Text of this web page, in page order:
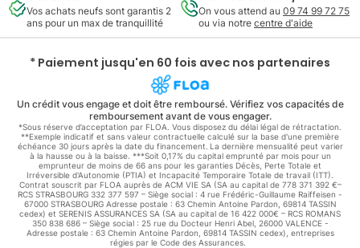
Vos achats neufs sont garantis 2
ans pour un max de tranquillité
On vous attend au 09 74 99 72 75
ou via notre centre d'aide
* Paiement jusqu'en 60 fois avec nos partenaires
Un crédit vous engage et doit être remboursé. Vérifiez vos capacités de
remboursement avant de vous engager.
*Sous réserve d’acceptation par FLOA. Vous disposez du délai légal de rétractation.
**Exemple indicatif et sans valeur contractuelle calculé sur la base d'une première
échéance 30 jours après la date du financement. La dernière mensualité peut varier
à la hausse ou à la baisse. ***Soit 0,17% du capital emprunté par mois pour un
emprunteur de moins de 66 ans pour les garanties Décès, Perte Totale et
Irréversible d'Autonomie (PTIA) et Incapacité Temporaire Totale de travail (ITT).
Contrat souscrit par FLOA auprès de ACM VIE SA (SA au capital de 778 371 392 €–
RCS STRASBOURG 332 377 597 – Siège social : 4 rue Frédéric-Guillaume Raiffeisen -
67000 STRASBOURG Adresse postale : 63 Chemin Antoine Pardon, 69814 TASSIN
cedex) et SERENIS ASSURANCES SA (SA au capital de 16 422 000€ – RCS ROMANS
350 838 686 – Siège social : 25 rue du Docteur Henri Abel, 26000 VALENCE -
Adresse postale : 63 Chemin Antoine Pardon, 69814 TASSIN cedex), entreprises
régies par le Code des Assurances.